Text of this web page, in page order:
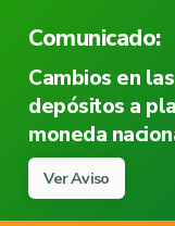
Comunicado:
Cambios en
depósitos a
moneda
Ver Aviso